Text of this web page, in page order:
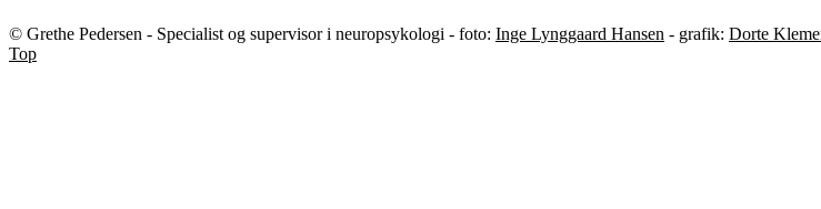
© Grethe Pedersen - Specialist og supervisor i neuropsykologi - foto: Inge Lynggaard Hansen - grafik: Dorte
Top